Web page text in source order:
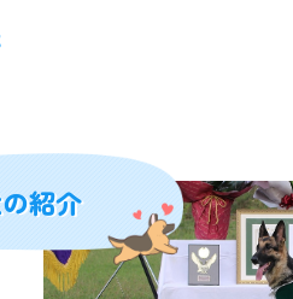
紹介